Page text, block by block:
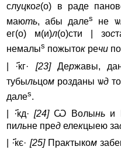
слуцког(о) в раде
мають, абы далеs не ѡ
ег(о) м(и)л(о)сти | зос
немалыs пожыток речи по
| ·҃кг· [23]Державы,
тубыльцом розданы ѡд то
далеs.
| ·҃кд·[24]Ѡ Волыньи
пильне пред елекцыею за
| ·҃кє· [25]Практыком